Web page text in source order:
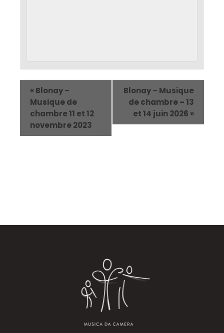
«Blonay –
Musique de
chambre 11 et 12
novembre 2023
Blonay – Musique
de chambre – 13
et 14 juin 2026 »